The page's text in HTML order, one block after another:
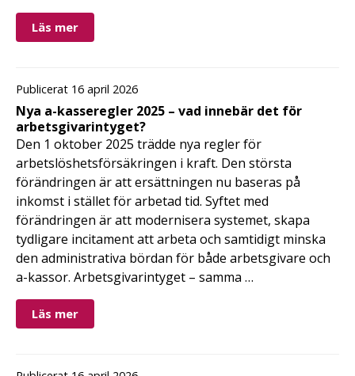
Läs mer
Publicerat 16 april 2026
Nya a-kasseregler 2025 – vad innebär det för
arbetsgivarintyget?
Den 1 oktober 2025 trädde nya regler för
arbetslöshetsförsäkringen i kraft. Den största
förändringen är att ersättningen nu baseras på
inkomst i stället för arbetad tid. Syftet med
förändringen är att modernisera systemet, skapa
tydligare incitament att arbeta och samtidigt minska
den administrativa bördan för både arbetsgivare och
a-kassor. Arbetsgivarintyget – samma …
Läs mer